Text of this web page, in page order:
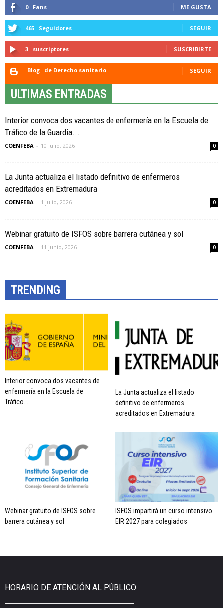
0 Fans ME GUSTA
465 Seguidores SEGUIR
3 suscriptores SUSCRIBIRTE
Blog de Derecho sanitario SEGUIR
ULTIMAS ENTRADAS
Interior convoca dos vacantes de enfermería en la Escuela de
Tráfico de la Guardia...
COENFEBA - 10 julio, 2026 0
La Junta actualiza el listado definitivo de enfermeros
acreditados en Extremadura
COENFEBA - 1 julio, 2026 0
Webinar gratuito de ISFOS sobre barrera cutánea y sol
COENFEBA - 11 junio, 2026 0
TRENDING
Interior convoca dos vacantes de
enfermería en la Escuela de
Tráfico...
La Junta actualiza el listado
definitivo de enfermeros
acreditados en Extremadura
Webinar gratuito de ISFOS sobre
barrera cutánea y sol
ISFOS impartirá un curso intensivo
EIR 2027 para colegiados
HORARIO DE ATENCIÓN AL PÚBLICO